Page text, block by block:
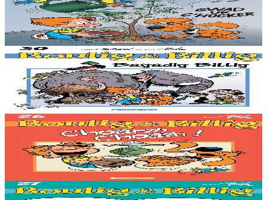
Gwad ur c'hocker
Stok diviet
Stok diviet
Bannoù-heol
Bagadig Billig
Stok diviet
Stok diviet
Bannoù-heol
C'hoarzh c'hoazh !
Stok diviet
Stok diviet
Bannoù-heol